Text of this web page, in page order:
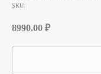
SKU:
8990.00 ₽